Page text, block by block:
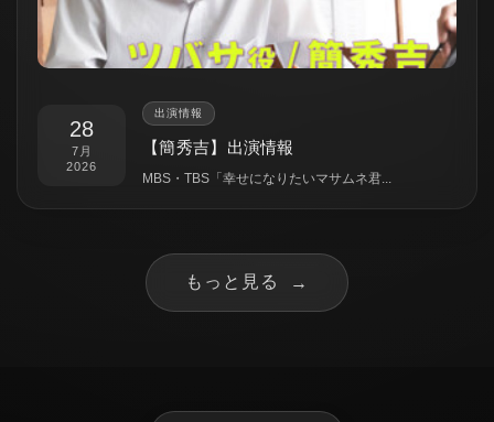
28
7月
2026
出演情報
【簡秀吉】出演情報
MBS・TBS「幸せになりたいマサムネ君...
もっと見る →